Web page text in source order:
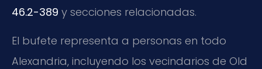
46.2-389 y secciones relacionadas.
El bufete representa a personas en todo
Alexandria, incluyendo los vecindarios de Old